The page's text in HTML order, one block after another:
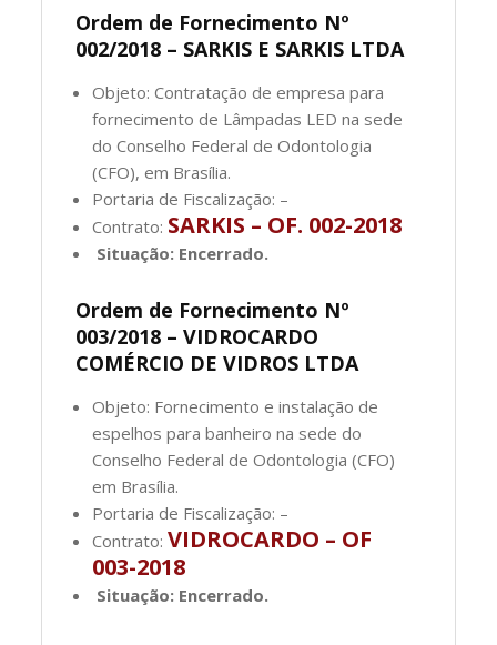
Ordem de Fornecimento Nº
002/2018 – SARKIS E SARKIS LTDA
Objeto: Contratação de empresa para
fornecimento de Lâmpadas LED na sede
do Conselho Federal de Odontologia
(CFO), em Brasília.
Portaria de Fiscalização: –
Contrato: SARKIS – OF. 002-2018
Situação: Encerrado.
Ordem de Fornecimento Nº
003/2018 – VIDROCARDO
COMÉRCIO DE VIDROS LTDA
Objeto: Fornecimento e instalação de
espelhos para banheiro na sede do
Conselho Federal de Odontologia (CFO)
em Brasília.
Portaria de Fiscalização: –
Contrato:VIDROCARDO – OF
003-2018
Situação: Encerrado.